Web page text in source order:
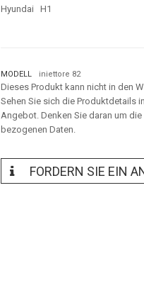
Hyundai H1
MODELL iniettore 82
Dieses Produkt kann nicht in den
Sehen Sie sich die Produktdetails
Angebot. Denken Sie daran um
bezogenen Daten.
FORDERN SIE EIN